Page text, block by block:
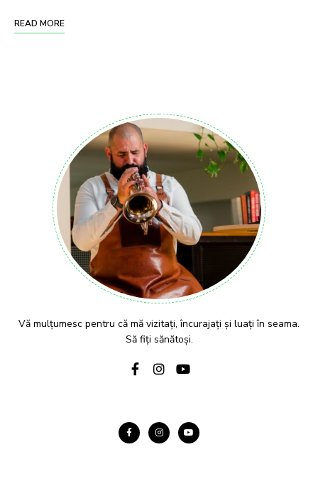
READ MORE
Vă mulțumesc pentru că mă vizitați, încurajați și luați în seama.
Să fiți sănătoși.